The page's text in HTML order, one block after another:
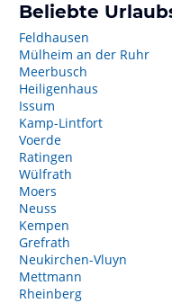
Beliebte
Feldhausen
Mülheim an der Ruhr
Meerbusch
Heiligenhaus
Issum
Kamp-Lintfort
Voerde
Ratingen
Wülfrath
Moers
Neuss
Kempen
Grefrath
Neukirchen-Vluyn
Mettmann
Rheinberg